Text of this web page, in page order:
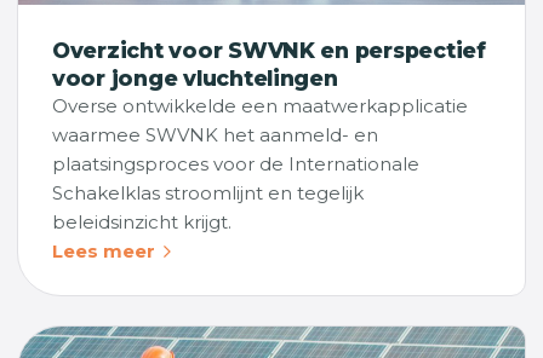
Overzicht voor SWVNK en perspectief
voor jonge vluchtelingen
Overse ontwikkelde een maatwerkapplicatie
waarmee SWVNK het aanmeld- en
plaatsingsproces voor de Internationale
Schakelklas stroomlijnt en tegelijk
beleidsinzicht krijgt.
Lees meer